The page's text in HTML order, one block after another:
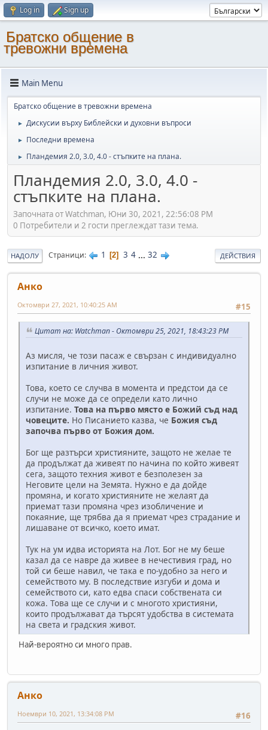
Log in Sign up
Братско общение в
тревожни времена
Main Menu
Братско общение в тревожни времена
► Дискусии върху Библейски и духовни въпроси
► Последни времена
► Пландемия 2.0, 3.0, 4.0 - стъпките на плана.
Пландемия 2.0, 3.0, 4.0 -
стъпките на плана.
Започната от Watchman, Юни 30, 2021, 22:56:08 PM
0 Потребители и 2 гости преглеждат тази тема.
НАДОЛУ Страници 1 2 3 4 ... 32 ДЕЙСТВИЯ
Анко
#15
Октомври 27, 2021, 10:40:25 AM
Цитат на: Watchman - Октомври 25, 2021, 18:43:23 PM
Аз мисля, че този пасаж е свързан с индивидуално
изпитание в личния живот.
Това, което се случва в момента и предстои да се
случи не може да се определи като лично
изпитание. Това на първо място е Божий съд над
човеците. Но Писанието казва, че Божия съд
започва първо от Божия дом.
Бог ще разтърси християните, защото не желае те
да продължат да живеят по начина по който живеят
сега, защото техния живот е безполезен за
Неговите цели на Земята. Нужно е да дойде
промяна, и когато християните не желаят да
приемат тази промяна чрез изобличение и
покаяние, ще трябва да я приемат чрез страдание и
лишаване от всичко, което имат.
Тук на ум идва историята на Лот. Бог не му беше
казал да се навре да живее в нечестивия град, но
той си беше навил, че така е по-удобно за него и
семейството му. В последствие изгуби и дома и
семейството си, като едва спаси собствената си
кожа. Това ще се случи и с многото християни,
които продължават да търсят удобства в системата
на света и градския живот.
Най-вероятно си много прав.
Анко
#16
Ноември 10, 2021, 13:34:08 PM